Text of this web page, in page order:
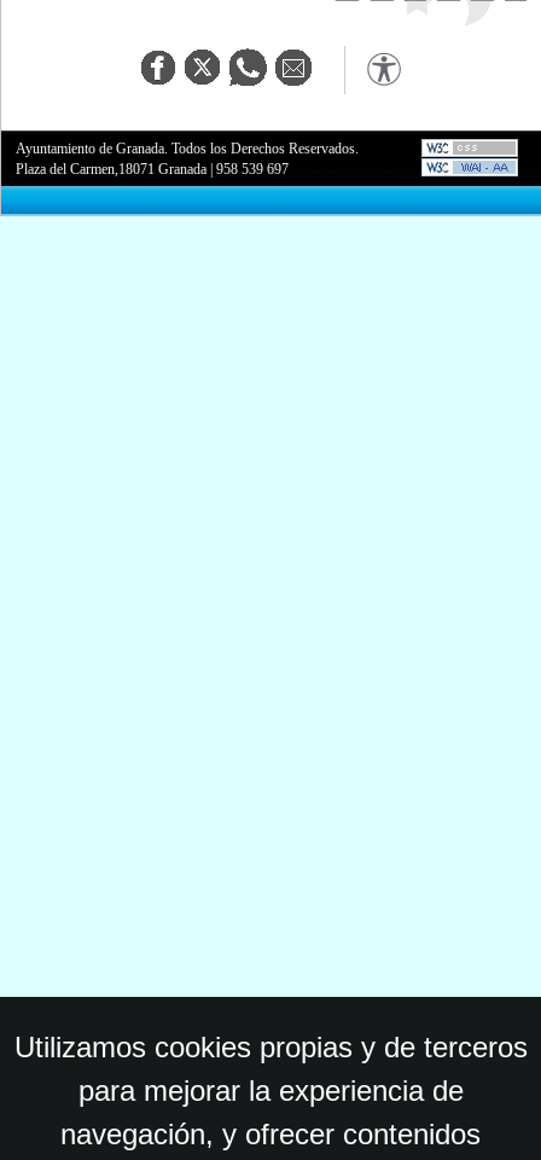
Ayuntamiento de Granada. Todos los Derechos Reservados.
Plaza del Carmen,18071 Granada |958 539 697
Utilizamos cookies propias y de terceros
para mejorar la experiencia de
navegación, y ofrecer contenidos